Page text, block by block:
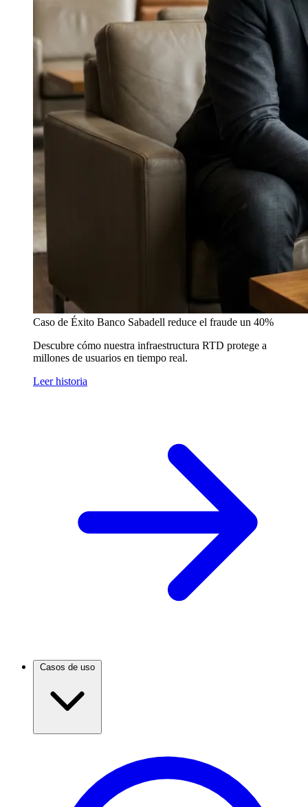
Caso de Éxito Banco Sabadell reduce el fraude un 40%
Descubre cómo nuestra infraestructura RTD protege a
millones de usuarios en tiempo real.
Leer historia
Casos de uso